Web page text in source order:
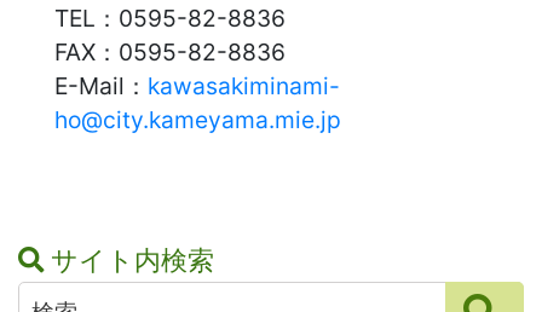
TEL： 0595-82-8836
FAX： 0595-82-8836
E-Mail： kawasakiminami-
ho@city.kameyama.mie.jp
サイト内検索